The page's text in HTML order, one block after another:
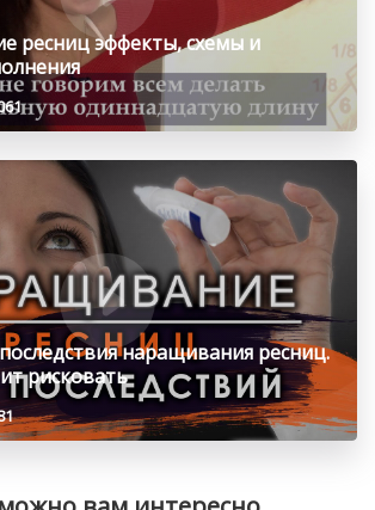
ресниц эффекты, схемы и
наращивания ресниц.
рисковать